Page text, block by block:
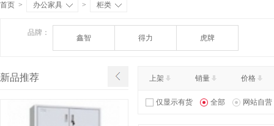
台式计算机（含一体机台式
首页 > 办公家具 > 柜类
品牌：
鑫智 得力 虎牌
新品推荐 上架 销量 价格
仅显示有货 全部 网站自营